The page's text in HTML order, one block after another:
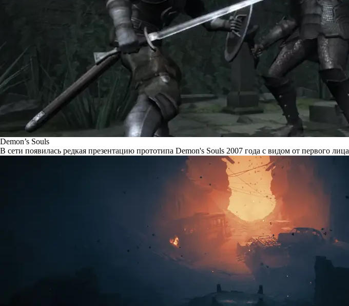
Demon’s Souls
В сети появилась редкая презентацию прототипа Demon's Souls 2007 года с видом от первого лица